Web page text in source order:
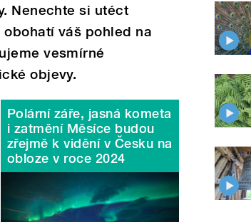
Nenechte si utéct
váš pohled na
vesmírné
objevy.
Polární záře, jasná kometa
i zatmění Měsíce budou
zřejmě k vidění v Česku na
obloze v roce 2024